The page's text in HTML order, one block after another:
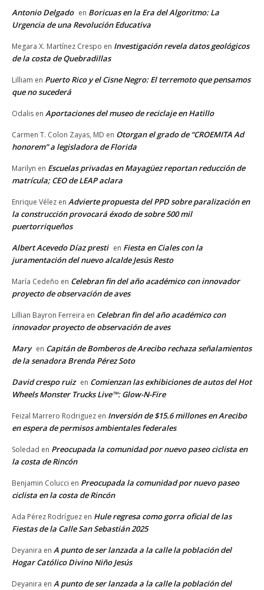
Antonio Delgado en Boricuas en la Era del Algoritmo: La
Urgencia de una Revolución Educativa
Megara X. Martínez Crespo en Investigación revela datos geológicos
de la costa de Quebradillas
Lilliam en Puerto Rico y el Cisne Negro: El terremoto que pensamos
que no sucederá
Odalis en Aportaciones del museo de reciclaje en Hatillo
Carmen T. Colon Zayas, MD en Otorgan el grado de “CROEMITA Ad
honorem” a legisladora de Florida
Marilyn en Escuelas privadas en Mayagüez reportan reducción de
matrícula; CEO de LEAP aclara
Enrique Vélez en Advierte propuesta del PPD sobre paralización en
la construcción provocará éxodo de sobre 500 mil
puertorriqueños
Albert Acevedo Díaz presti en Fiesta en Ciales con la
juramentación del nuevo alcalde Jesús Resto
María Cedeño en Celebran fin del año académico con innovador
proyecto de observación de aves
Lillian Bayron Ferreira en Celebran fin del año académico con
innovador proyecto de observación de aves
Mary en Capitán de Bomberos de Arecibo rechaza señalamientos
de la senadora Brenda Pérez Soto
David crespo ruiz en Comienzan las exhibiciones de autos del Hot
Wheels Monster Trucks Live™: Glow-N-Fire
Feizal Marrero Rodriguez en Inversión de $15.6 millones en Arecibo
en espera de permisos ambientales federales
Soledad en Preocupada la comunidad por nuevo paseo ciclista en
la costa de Rincón
Benjamin Colucci en Preocupada la comunidad por nuevo paseo
ciclista en la costa de Rincón
Ada Pérez Rodríguez en Hule regresa como gorra oficial de las
Fiestas de la Calle San Sebastián 2025
Deyanira en A punto de ser lanzada a la calle la población del
Hogar Católico Divino Niño Jesús
Deyanira en A punto de ser lanzada a la calle la población del